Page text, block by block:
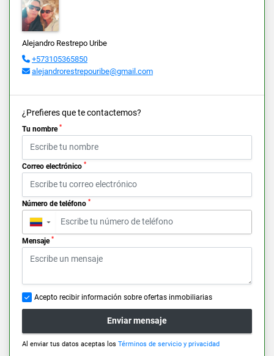
Alejandro Restrepo Uribe
+573105365850
alejandrorestrepouribe@gmail.com
¿Prefieres que te contactemos?
Tu nombre *
Correo electrónico *
Número de teléfono *
▼
Mensaje *
Acepto recibir información sobre ofertas inmobiliarias
Enviar mensaje
Al enviar tus datos aceptas los Términos de servicio y privacidad